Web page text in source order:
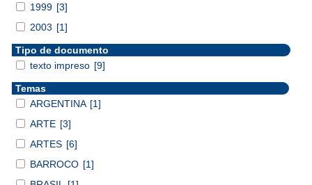
1999 [3]
2003 [1]
Tipo de documento
texto impreso [9]
Temas
ARGENTINA [1]
ARTE [3]
ARTES [6]
BARROCO [1]